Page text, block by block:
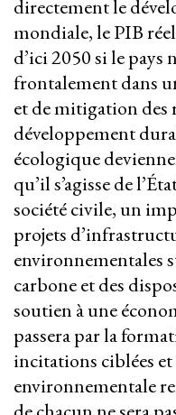
directement le
mondiale, le PIB
d’ici 2050 si le pays
frontalement dans
et de mitigation des
développement
écologique
qu’il s’agisse de
société civile, un
projets
environnementales
carbone et des
soutien à une
passera par la
incitations ciblées
environnementale